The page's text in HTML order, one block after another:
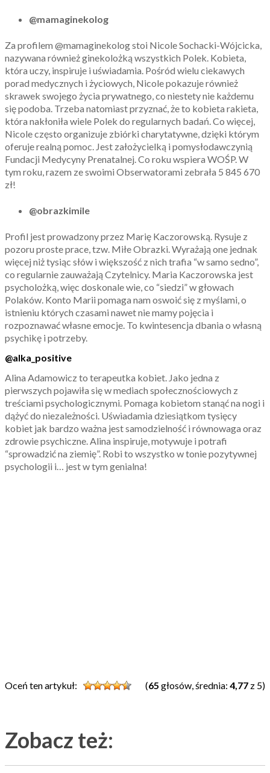
@mamaginekolog
Za profilem @mamaginekolog stoi Nicole Sochacki-Wójcicka,
nazywana również ginekolożką wszystkich Polek. Kobieta,
która uczy, inspiruje i uświadamia. Pośród wielu ciekawych
porad medycznych i życiowych, Nicole pokazuje również
skrawek swojego życia prywatnego, co niestety nie każdemu
się podoba. Trzeba natomiast przyznać, że to kobieta rakieta,
która nakłoniła wiele Polek do regularnych badań. Co więcej,
Nicole często organizuje zbiórki charytatywne, dzięki którym
oferuje realną pomoc. Jest założycielką i pomysłodawczynią
Fundacji Medycyny Prenatalnej. Co roku wspiera WOŚP. W
tym roku, razem ze swoimi Obserwatorami zebrała 5 845 670
zł!
@obrazkimile
Profil jest prowadzony przez Marię Kaczorowską. Rysuje z
pozoru proste prace, tzw. Miłe Obrazki. Wyrażają one jednak
więcej niż tysiąc słów i większość z nich trafia “w samo sedno”,
co regularnie zauważają Czytelnicy. Maria Kaczorowska jest
psycholożką, więc doskonale wie, co “siedzi” w głowach
Polaków. Konto Marii pomaga nam oswoić się z myślami, o
istnieniu których czasami nawet nie mamy pojęcia i
rozpoznawać własne emocje. To kwintesencja dbania o własną
psychikę i potrzeby.
@alka_positive
Alina Adamowicz to terapeutka kobiet. Jako jedna z
pierwszych pojawiła się w mediach społecznościowych z
treściami psychologicznymi. Pomaga kobietom stanąć na nogi i
dążyć do niezależności. Uświadamia dziesiątkom tysięcy
kobiet jak bardzo ważna jest samodzielność i równowaga oraz
zdrowie psychiczne. Alina inspiruje, motywuje i potrafi
“sprowadzić na ziemię”. Robi to wszystko w tonie pozytywnej
psychologii i… jest w tym genialna!
Oceń ten artykuł: (65 głosów, średnia: 4,77 z 5)
Zobacz też: